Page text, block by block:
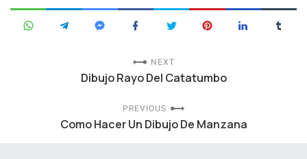
NEXT
Dibujo Rayo Del Catatumbo
PREVIOUS
Como Hacer Un Dibujo De Manzana